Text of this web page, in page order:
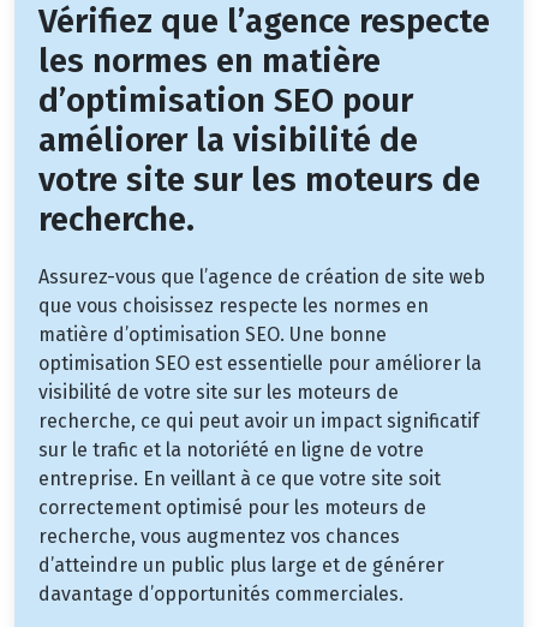
Vérifiez que l’agence respecte
les normes en matière
d’optimisation SEO pour
améliorer la visibilité de
votre site sur les moteurs de
recherche.
Assurez-vous que l’agence de création de site web
que vous choisissez respecte les normes en
matière d’optimisation SEO. Une bonne
optimisation SEO est essentielle pour améliorer la
visibilité de votre site sur les moteurs de
recherche, ce qui peut avoir un impact significatif
sur le trafic et la notoriété en ligne de votre
entreprise. En veillant à ce que votre site soit
correctement optimisé pour les moteurs de
recherche, vous augmentez vos chances
d’atteindre un public plus large et de générer
davantage d’opportunités commerciales.